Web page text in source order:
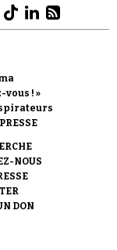
vous ! »
NOUS
DON